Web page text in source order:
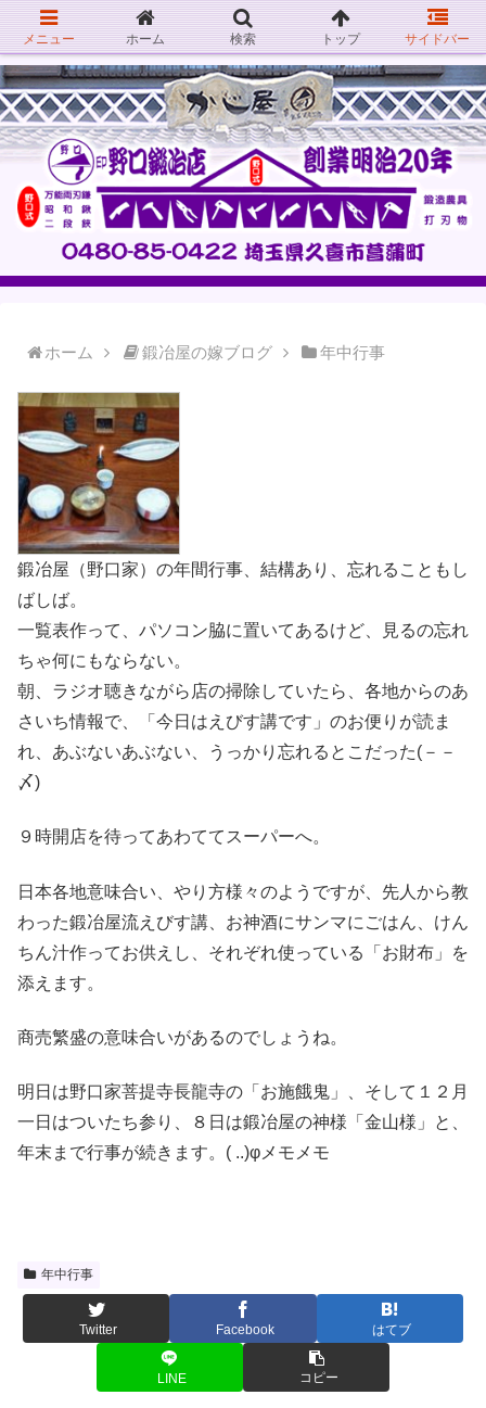
ホーム 鍛冶屋の嫁ブログ 年中行事
鍛冶屋（野口家）の年間行事、結構あり、忘れることもし
ばしば。
一覧表作って、パソコン脇に置いてあるけど、見るの忘れ
ちゃ何にもならない。
朝、ラジオ聴きながら店の掃除していたら、各地からのあ
さいち情報で、「今日はえびす講です」のお便りが読ま
れ、あぶないあぶない、うっかり忘れるとこだった(－－
〆)
９時開店を待ってあわててスーパーへ。
日本各地意味合い、やり方様々のようですが、先人から教
わった鍛冶屋流えびす講、お神酒にサンマにごはん、けん
ちん汁作ってお供えし、それぞれ使っている「お財布」を
添えます。
商売繁盛の意味合いがあるのでしょうね。
明日は野口家菩提寺長龍寺の「お施餓鬼」、そして１２月
一日はついたち参り、８日は鍛冶屋の神様「金山様」と、
年末まで行事が続きます。( ..)φメモメモ
年中行事
Twitter Facebook はてブ
LINE コピー
メニュー ホーム 検索 トップ サイドバー